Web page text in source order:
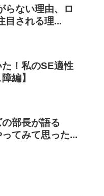
らない理由、ロ
目される理...
！私のSE適性
編】
部長が語る
ってみて思った...